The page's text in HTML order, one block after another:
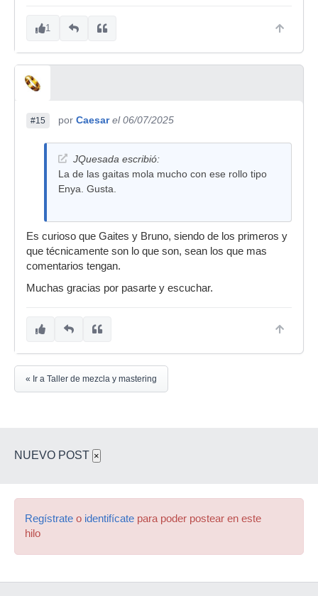
1
#15 por Caesar el 06/07/2025
JQuesada escribió:
La de las gaitas mola mucho con ese rollo tipo
Enya. Gusta.
Es curioso que Gaites y Bruno, siendo de los primeros y
que técnicamente son lo que son, sean los que mas
comentarios tengan.
Muchas gracias por pasarte y escuchar.
« Ir a Taller de mezcla y mastering
NUEVO POST ×
Regístrate o identifícate para poder postear en este
hilo